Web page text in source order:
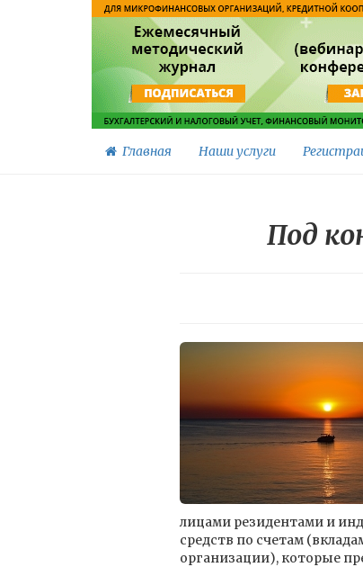
Главная Наши услуги
Под
лицами резидентами и
средств по счетам
организации), которые